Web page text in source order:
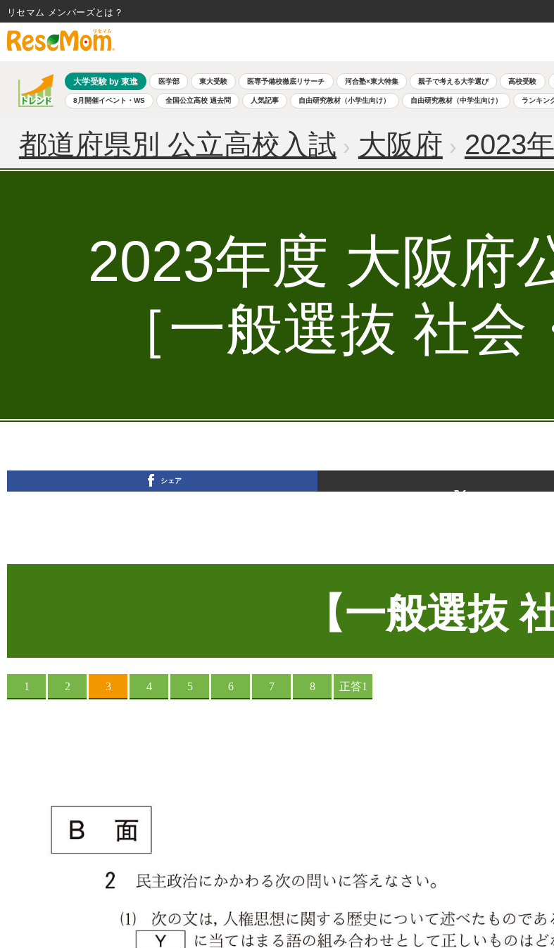
大学受験 by 東進 医学部 東大受験 医専予備校徹底リサーチ 河合塾×東大特集 親子で考える大学選び 高校受験
8月開催イベント・WS 全国公立高校 過去問 人気記事 自由研究教材（小学生向け） 自由研究教材（中学生向け） ランキン
都道府県別 公立高校入試 大阪府 2023
2023年度 大阪府
［一般選抜 社
シェア
【一般選抜
リセマム メンバーズ